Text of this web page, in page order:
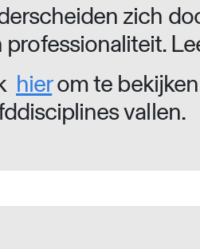
zich
hierom te
vallen.